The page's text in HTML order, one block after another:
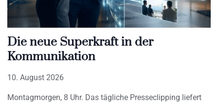
Die neue Superkraft in der
Kommunikation
10. August 2026
Montagmorgen, 8 Uhr. Das tägliche Presseclipping liefert